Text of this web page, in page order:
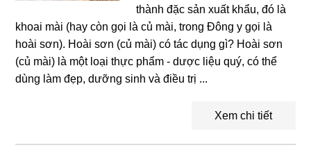
thành đặc sản xuất khẩu, đó là
khoai mài (hay còn gọi là củ mài, trong Đông y gọi là
hoài sơn). Hoài sơn (củ mài) có tác dụng gì? Hoài sơn
(củ mài) là một loại thực phẩm - dược liệu quý, có thể
dùng làm đẹp, dưỡng sinh và điều trị ...
Xem chi tiết